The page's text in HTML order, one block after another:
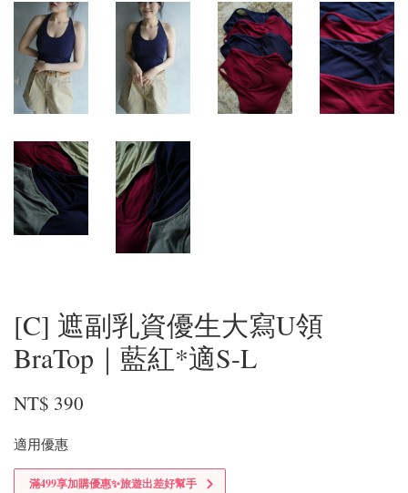
[C] 遮副乳資優生大寫U領
BraTop｜藍紅*適S-L
NT$ 390
適用優惠
滿499享加購優惠✨旅遊出差好幫手